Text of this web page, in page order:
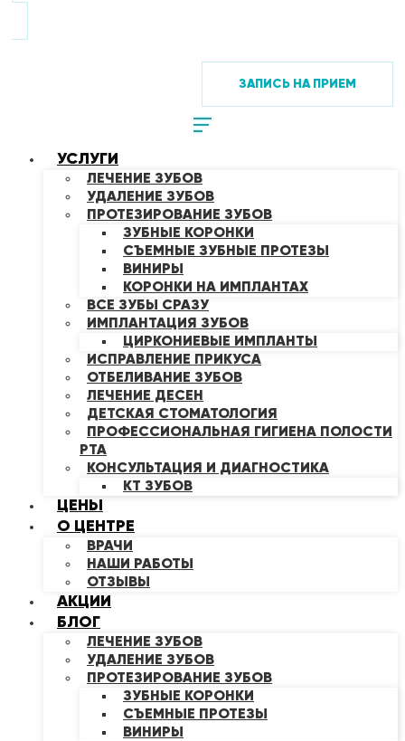
ЗАПИСЬ НА ПРИЕМ
УСЛУГИ
ЛЕЧЕНИЕ ЗУБОВ
УДАЛЕНИЕ ЗУБОВ
ПРОТЕЗИРОВАНИЕ ЗУБОВ
ЗУБНЫЕ КОРОНКИ
СЪЕМНЫЕ ЗУБНЫЕ ПРОТЕЗЫ
ВИНИРЫ
КОРОНКИ НА ИМПЛАНТАХ
ВСЕ ЗУБЫ СРАЗУ
ИМПЛАНТАЦИЯ ЗУБОВ
ЦИРКОНИЕВЫЕ ИМПЛАНТЫ
ИСПРАВЛЕНИЕ ПРИКУСА
ОТБЕЛИВАНИЕ ЗУБОВ
ЛЕЧЕНИЕ ДЕСЕН
ДЕТСКАЯ СТОМАТОЛОГИЯ
ПРОФЕССИОНАЛЬНАЯ ГИГИЕНА ПОЛОСТИ
РТА
КОНСУЛЬТАЦИЯ И ДИАГНОСТИКА
КТ ЗУБОВ
ЦЕНЫ
О ЦЕНТРЕ
ВРАЧИ
НАШИ РАБОТЫ
ОТЗЫВЫ
АКЦИИ
БЛОГ
ЛЕЧЕНИЕ ЗУБОВ
УДАЛЕНИЕ ЗУБОВ
ПРОТЕЗИРОВАНИЕ ЗУБОВ
ЗУБНЫЕ КОРОНКИ
СЪЕМНЫЕ ПРОТЕЗЫ
ВИНИРЫ